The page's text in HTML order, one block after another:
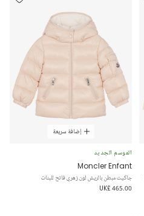
إضافة سريعة
الموسم الجديد
Moncler Enfant
جاكيت مبطن بالريش لون زهري فاتح للبنات
UK£ 465.00